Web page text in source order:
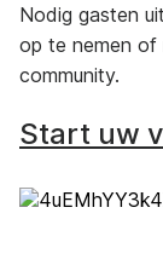
Nodig gasten
op te nemen of
community.
Start uw